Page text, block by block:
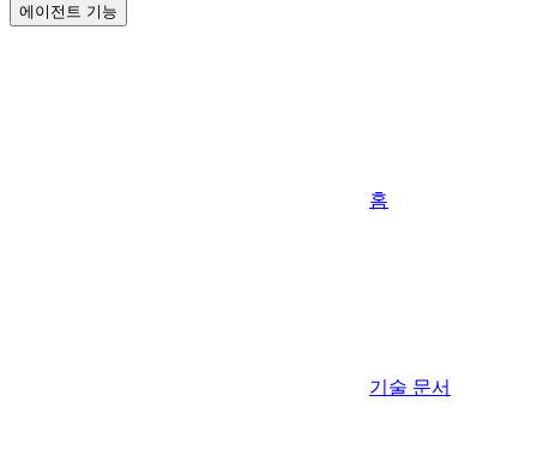
에이전트 기능
홈
기술 문서